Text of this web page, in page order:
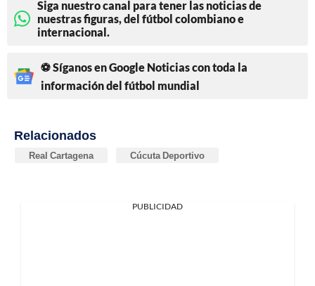
Siga nuestro canal para tener las noticias de
nuestras figuras, del fútbol colombiano e
internacional.
⚽ Síganos en Google Noticias con toda la
información del fútbol mundial
Relacionados
Real Cartagena Cúcuta Deportivo
PUBLICIDAD